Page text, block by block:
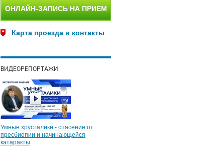
ОНЛАЙН-ЗАПИСЬ НА ПРИЕМ
Карта проезда и контакты
ВИДЕОРЕПОРТАЖИ
Умные хрусталики - спасение от
пресбиопии и начинающейся
катаракты